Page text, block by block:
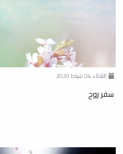
الثلاثاء 04 شباط 2020
سفر روح